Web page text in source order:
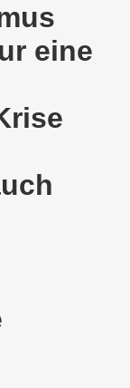
eine
Oettler aus
Protest gegen
bei
und eine Feier
zu feiern!
wie bisher